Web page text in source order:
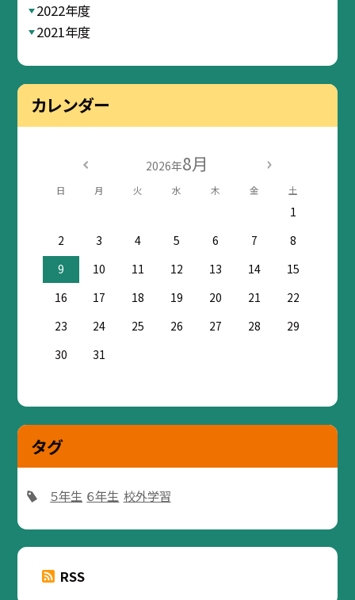
2022年度
2021年度
カレンダー
2026年8月
日 月 火 水 木 金 土
1
2
3 4 5 6 7
8
9
10 11 12 13 14
15
16
17 18 19 20 21
22
23
24 25 26 27 28
29
30
31
タグ
５年生 ６年生 校外学習
RSS